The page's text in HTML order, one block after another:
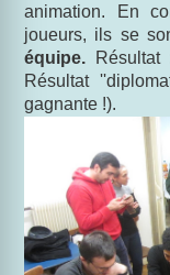
animation. En
joueurs, ils se
équipe.
Résultat
gagnante !).